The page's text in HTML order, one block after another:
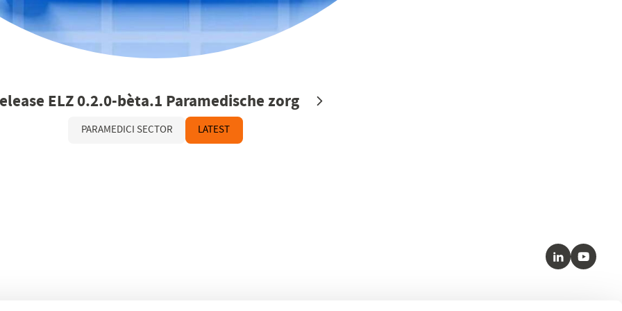
ELZ 0.2.0-bèta.1 Paramedische zorg
PARAMEDICI SECTOR LATEST
LinkedInYoutube